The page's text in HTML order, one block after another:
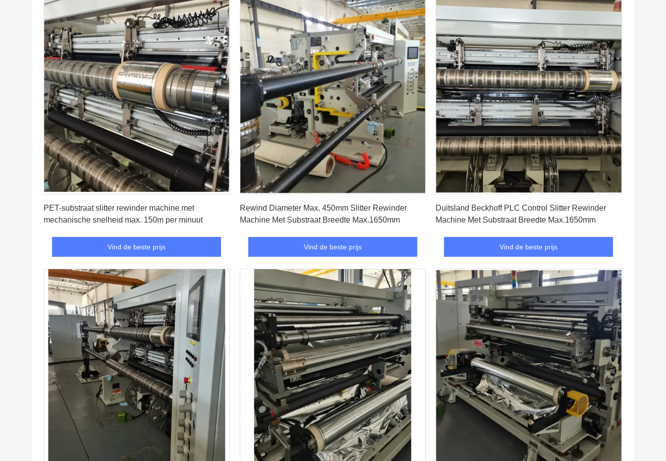
PET-substraat slitter rewinder machine met
mechanische snelheid max. 150m per minuut
Vind de beste prijs
Rewind Diameter Max. 450mm Slitter Rewinder
Machine Met Substraat Breedte Max.1650mm
Vind de beste prijs
Duitsland Beckhoff PLC Control Slitter Rewinder
Machine Met Substraat Breedte Max.1650mm
Vind de beste prijs